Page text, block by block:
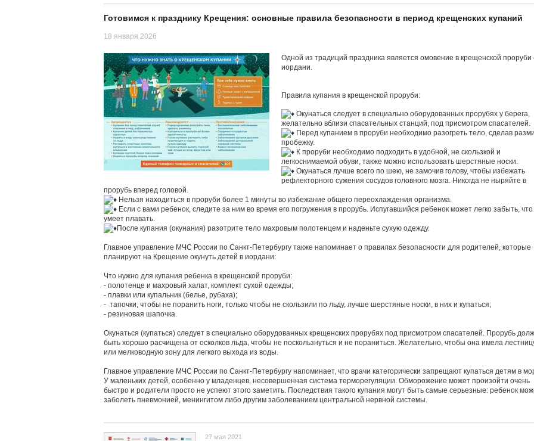
Готовимся к празднику Крещения: основные правила безопасности в период крещенских купаний
18 января 2026
Одной из традиций праздника является омовение в крещенской проруби
иордани.
Правила купания в крещенской проруби:
Окунаться следует в специально оборудованных прорубях у берега,
желательно вблизи спасательных станций, под присмотром спасателей.
Перед купанием в проруби необходимо разогреть тело, сделав
пробежку.
К проруби необходимо подходить в удобной, не скользкой и
легкоснимаемой обуви, также можно использовать шерстяные носки.
Окунаться лучше всего по шею, не замочив голову, чтобы избежать
рефлекторного сужения сосудов головного мозга. Никогда не ныряйте в
прорубь вперед головой.
Нельзя находиться в проруби более 1 минуты во избежание общего переохлаждения организма.
Если с вами ребенок, следите за ним во время его погружения в прорубь. Испугавшийся ребенок может легко забыть, что
умеет плавать.
После купания (окунания) разотрите тело махровым полотенцем и наденьте сухую одежду.
Главное управление МЧС России по Санкт-Петербургу также напоминает о правилах безопасности для родителей, которые
планируют на Крещение окунуть детей в иордани:
Что нужно для купания ребенка в крещенской проруби:
- полотенце и махровый халат, комплект сухой одежды;
- плавки или купальник (белье, рубаха);
- тапочки, чтобы не поранить ноги, только чтобы не скользили по льду, лучше шерстяные носки, в них и купаться;
- резиновая шапочка.
Окунаться (купаться) следует в специально оборудованных крещенских прорубях под присмотром спасателей. Прорубь
быть хорошо расчищена от осколков льда, чтобы не поскользнуться и не пораниться. Желательно, чтобы она имела
или мелководную зону для легкого выхода из воды.
Главное управление МЧС России по Санкт-Петербургу напоминает, что врачи категорически запрещают купаться детям в
У маленьких детей, особенно у младенцев, несовершенная система терморегуляции. Обморожение может произойти очень
быстро и родители просто не успеют этого заметить. Последствия такого купания могут быть самые серьезные: ребенок
заболеть пневмонией, менингитом либо другим заболеванием центральной нервной системы.
27 мая 2021